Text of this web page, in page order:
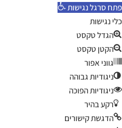
פתח סרגל נגישות
כלי נגישות
הגדל טקסט
הקטן טקסט
גווני אפור
ניגודיות גבוהה
ניגודיות הפוכה
רקע בהיר
הדגשת קישורים